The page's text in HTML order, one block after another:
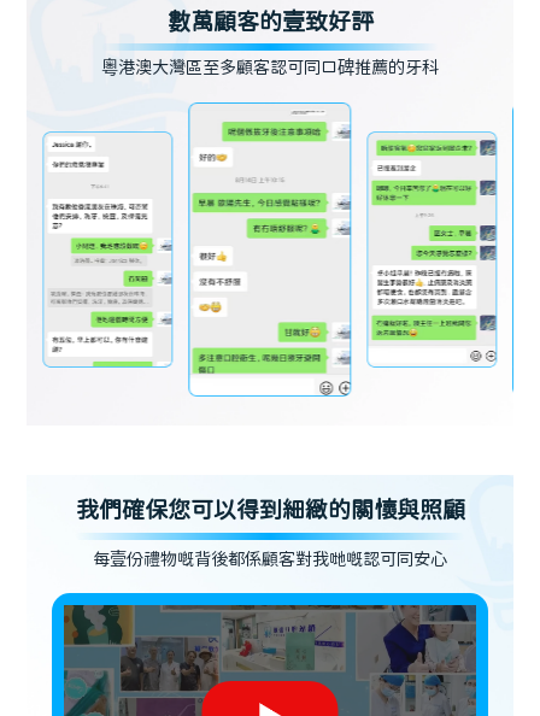
數萬顧客的壹致好評
粵港澳大灣區至多顧客認可同口碑推薦的牙科
我們確保您可以得到細緻的關懷與照顧
每壹份禮物嘅背後都係顧客對我哋嘅認可同安心